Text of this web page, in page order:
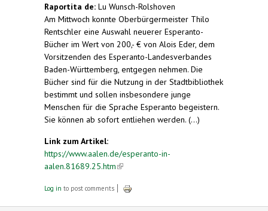
Raportita de: Lu Wunsch-Rolshoven
Am Mittwoch konnte Oberbürgermeister Thilo
Rentschler eine Auswahl neuerer Esperanto-
Bücher im Wert von 200,- € von Alois Eder, dem
Vorsitzenden des Esperanto-Landesverbandes
Baden-Württemberg, entgegen nehmen. Die
Bücher sind für die Nutzung in der Stadtbibliothek
bestimmt und sollen insbesondere junge
Menschen für die Sprache Esperanto begeistern.
Sie können ab sofort entliehen werden. (...)
Link zum Artikel:
https://www.aalen.de/esperanto-in-
aalen.81689.25.htm(link is external)
Log in to post comments